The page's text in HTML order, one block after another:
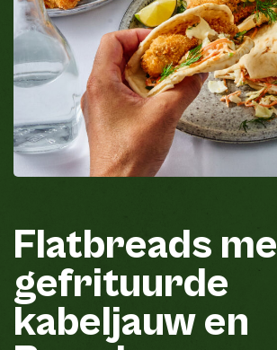
Flatbreads
gefrituurde
kabeljauwen